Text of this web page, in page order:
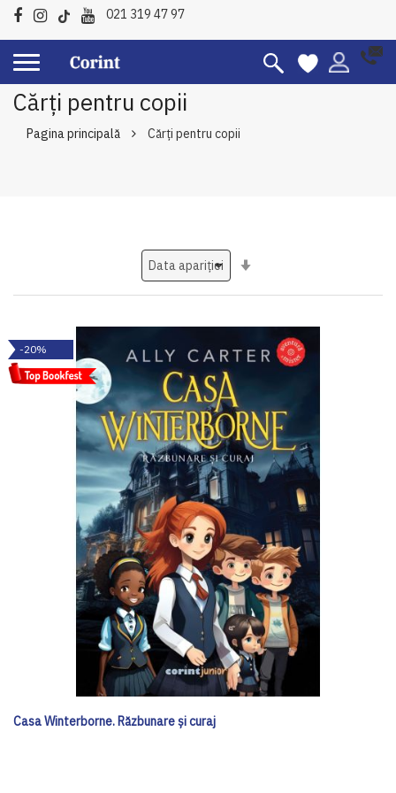
021 319 47 97
Cărți pentru copii
Pagina principală Cărți pentru copii
-20%
Casa Winterborne. Răzbunare și curaj